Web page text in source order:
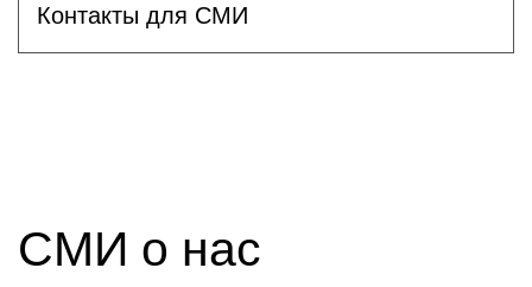
Контакты для СМИ
СМИ о нас